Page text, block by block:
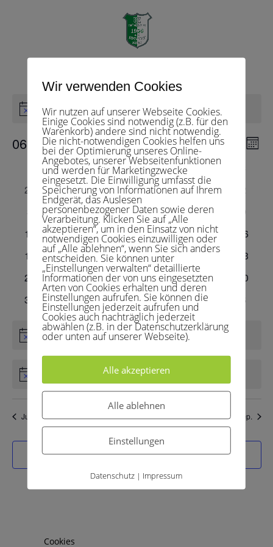
Veranstaltungen
HinweisEs sind keine anstehenden Veranstaltungen vorhanden.
Suche
und
SucheMonat
06.08.2026
Kalender
von
Veranstaltungen
MONTAG DDIENSTAGMMITTWOCH
DDONNERSTAG
FFREITAG
0
Veranstaltungen
27
0
Veranstaltungen
28
0
Veranstaltungen
29
0
Veranstaltungen
30
0
Veranstaltungen
31
0
1
Veranstaltungen
0
Veranstaltungen
4
0
Veranstaltungen
5
0
Veranstaltungen
6
0
Veranstaltungen
7
0
8
0
Veranstaltungen
10
0
Veranstaltungen
11
0
Veranstaltungen
12
0
Veranstaltungen
13
0
Veranstaltungen
14
0
Veranstaltungen
15
16
0
Veranstaltungen
17
0
Veranstaltungen
18
0
Veranstaltungen
19
0
Veranstaltungen
20
0
Veranstaltungen
21
0
22
23
0
Veranstaltungen
24
0
Veranstaltungen
25
0
Veranstaltungen
26
0
Veranstaltungen
27
0
Veranstaltungen
28
0
Veranstaltungen
29
30
0
Veranstaltungen
31
0
Veranstaltungen
1
0
Veranstaltungen
2
0
Veranstaltungen
3
0
Veranstaltungen
4
0
5
HinweisEs sind keine anstehenden Veranstaltungen vorhanden.
Hinweis Es gibt keine Veranstaltungen an diesem Tag.
Juli Dieser Monat Sep.
Kalender abonnieren
Cookies
Wir verwenden Cookies
Wir nutzen auf unserer Webseite Cookies.
Einige Cookies sind notwendig (z.B. für den
Warenkorb) andere sind nicht notwendig.
Die nicht-notwendigen Cookies helfen uns
bei der Optimierung unseres Online-
Angebotes, unserer Webseitenfunktionen
und werden für Marketingzwecke
eingesetzt. Die Einwilligung umfasst die
Speicherung von Informationen auf Ihrem
Endgerät, das Auslesen
personenbezogener Daten sowie deren
Verarbeitung. Klicken Sie auf „Alle
akzeptieren“, um in den Einsatz von nicht
notwendigen Cookies einzuwilligen oder
auf „Alle ablehnen“, wenn Sie sich anders
entscheiden. Sie können unter
„Einstellungen verwalten“ detaillierte
Informationen der von uns eingesetzten
Arten von Cookies erhalten und deren
Einstellungen aufrufen. Sie können die
Einstellungen jederzeit aufrufen und
Cookies auch nachträglich jederzeit
abwählen (z.B. in der Datenschutzerklärung
oder unten auf unserer Webseite).
Alle akzeptieren
Alle ablehnen
Einstellungen
Datenschutz | Impressum